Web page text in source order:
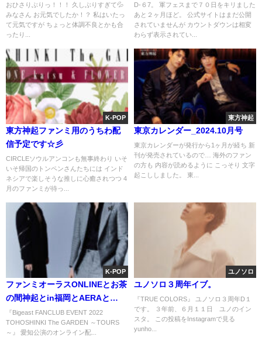
おひさりぶりっ！！！ 久しぶりすぎて💦
みなさん お元気でしたか！？ 私はいたっ
て元気ですが ちょっと体調不良とかも合
ったり...
D-６7。 軍フェスまで７０日をキリました
あと２ヶ月ほど。 公式サイトはまだ公開
されていませんが カウントダウンは相変
わらず表示されてい...
K-POP
東方神起ファンミ用のうちわ配
信予定です☆彡
CIRCLEソウルアンコンも無事終わり いそ
いそ帰国のトンペンさんたちには インド
ネシアで楽しそうな推しに心癒されつつ 4
月のファンミが待っ...
東方神起
東京カレンダー_2024.10月号
東京カレンダーが発行から1ヶ月が経ち 新
刊が発売されているので… 海外のファン
の方も 内容が読めるように こっそり 文字
起こししました。 東...
K-POP
ファンミオーラスONLINEとお茶
の間神起とin福岡とAERAと…
『Bigeast FANCLUB EVENT 2022
TOHOSHINKI The GARDEN ～TOURS
～』 愛知公演のオンライン配...
ユノソロ
ユノソロ３周年イブ。
『TRUE COLORS』 ユノソロ３周年D１
です。 ３年前、６月１１日 ユノのイン
スタ。 この投稿をInstagramで見る
yunho...